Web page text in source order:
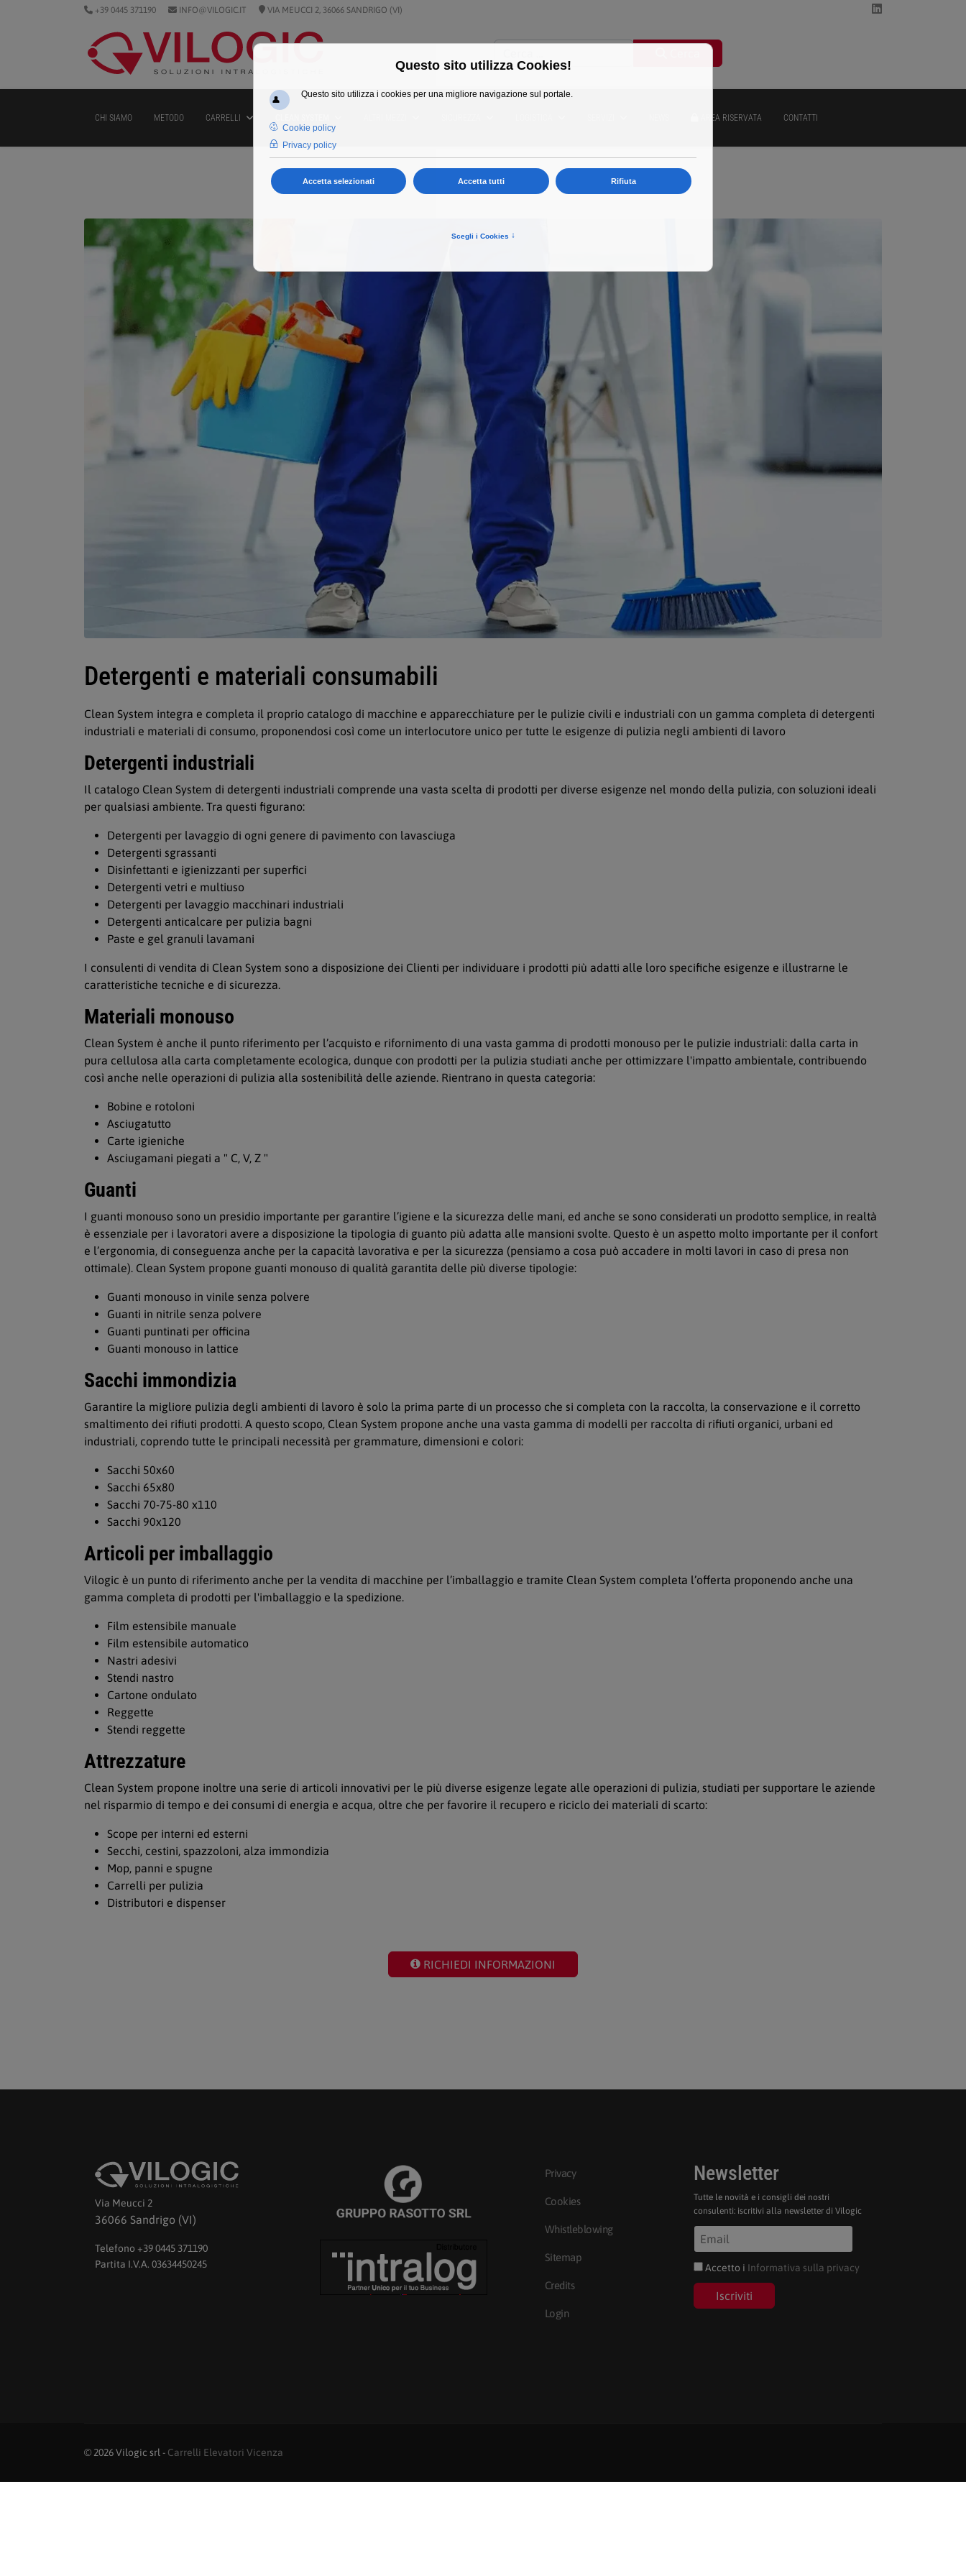
+39 0445 371190 INFO@VILOGIC.IT VIA MEUCCI 2, 36066 SANDRIGO (VI)
Cerca
CHI SIAMO METODO CARRELLI AREA RISERVATA CONTATTI
Detergenti e materiali consumabili
Clean System integra e completa il proprio catalogo di macchine e apparecchiature per le pulizie civili e industriali con un gamma completa di detergenti
industriali e materiali di consumo, proponendosi così come un interlocutore unico per tutte le esigenze di pulizia negli ambienti di lavoro
Detergenti industriali
Il catalogo Clean System di detergenti industriali comprende una vasta scelta di prodotti per diverse esigenze nel mondo della pulizia, con soluzioni ideali
per qualsiasi ambiente. Tra questi figurano:
Detergenti per lavaggio di ogni genere di pavimento con lavasciuga
Detergenti sgrassanti
Disinfettanti e igienizzanti per superfici
Detergenti vetri e multiuso
Detergenti per lavaggio macchinari industriali
Detergenti anticalcare per pulizia bagni
Paste e gel granuli lavamani
I consulenti di vendita di Clean System sono a disposizione dei Clienti per individuare i prodotti più adatti alle loro specifiche esigenze e illustrarne le
caratteristiche tecniche e di sicurezza.
Materiali monouso
Clean System è anche il punto riferimento per l’acquisto e rifornimento di una vasta gamma di prodotti monouso per le pulizie industriali: dalla carta in
pura cellulosa alla carta completamente ecologica, dunque con prodotti per la pulizia studiati anche per ottimizzare l'impatto ambientale, contribuendo
così anche nelle operazioni di pulizia alla sostenibilità delle aziende. Rientrano in questa categoria:
Bobine e rotoloni
Asciugatutto
Carte igieniche
Asciugamani piegati a " C, V, Z "
Guanti
I guanti monouso sono un presidio importante per garantire l’igiene e la sicurezza delle mani, ed anche se sono considerati un prodotto semplice, in realtà
è essenziale per i lavoratori avere a disposizione la tipologia di guanto più adatta alle mansioni svolte. Questo è un aspetto molto importante per il confort
e l’ergonomia, di conseguenza anche per la capacità lavorativa e per la sicurezza (pensiamo a cosa può accadere in molti lavori in caso di presa non
ottimale). Clean System propone guanti monouso di qualità garantita delle più diverse tipologie:
Guanti monouso in vinile senza polvere
Guanti in nitrile senza polvere
Guanti puntinati per officina
Guanti monouso in lattice
Sacchi immondizia
Garantire la migliore pulizia degli ambienti di lavoro è solo la prima parte di un processo che si completa con la raccolta, la conservazione e il corretto
smaltimento dei rifiuti prodotti. A questo scopo, Clean System propone anche una vasta gamma di modelli per raccolta di rifiuti organici, urbani ed
industriali, coprendo tutte le principali necessità per grammature, dimensioni e colori:
Sacchi 50x60
Sacchi 65x80
Sacchi 70-75-80 x110
Sacchi 90x120
Articoli per imballaggio
Vilogic è un punto di riferimento anche per la vendita di macchine per l’imballaggio e tramite Clean System completa l’offerta proponendo anche una
gamma completa di prodotti per l'imballaggio e la spedizione.
Film estensibile manuale
Film estensibile automatico
Nastri adesivi
Stendi nastro
Cartone ondulato
Reggette
Stendi reggette
Attrezzature
Clean System propone inoltre una serie di articoli innovativi per le più diverse esigenze legate alle operazioni di pulizia, studiati per supportare le aziende
nel risparmio di tempo e dei consumi di energia e acqua, oltre che per favorire il recupero e riciclo dei materiali di scarto:
Scope per interni ed esterni
Secchi, cestini, spazzoloni, alza immondizia
Mop, panni e spugne
Carrelli per pulizia
Distributori e dispenser
RICHIEDI INFORMAZIONI
Via Meucci 2
36066 Sandrigo (VI)
Telefono +39 0445 371190
Partita I.V.A. 03634450245
Privacy
Cookies
Whistleblowing
Sitemap
Credits
Login
Newsletter
Tutte le novità e i consigli dei nostri
consulenti: iscritivi alla newsletter di Vilogic
Accetto i Informativa sulla privacy
Iscriviti
© 2026 Vilogic srl - Carrelli Elevatori Vicenza